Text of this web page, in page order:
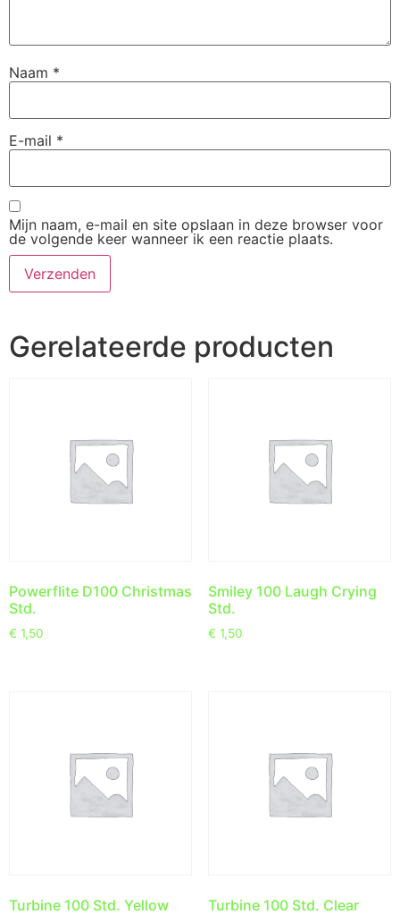
Naam *
E-mail *
Mijn naam, e-mail en site opslaan in deze browser voor
de volgende keer wanneer ik een reactie plaats.
Gerelateerde producten
Powerflite D100 Christmas
Std.
€ 1,50
Smiley 100 Laugh Crying
Std.
€ 1,50
Turbine 100 Std. Yellow Turbine 100 Std. Clear